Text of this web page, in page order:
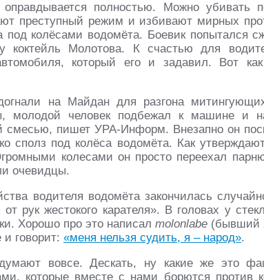
полностью. Можно убивать
преступный режим и избивают мирных
под колёсами водомёта. Боевик попытался
коктейль Молотова. К счастью для
который его и задавил. Вот
на Майдан для разгона
молодой человек подбежал к машине и
смесью, пишет УРА-Информ. Внезапно он
сполз под колёса водомёта. Как
колесами он просто переехал
очевидцы.
водителя водомёта закончилась
рук жестокого карателя». В головах у
Хорошо про это написал molonlabe (бывший
и говорит: «меня нельзя судить, я – народ».
вовсе. Дескать, ну какие же это
которые вместе с нами борются против